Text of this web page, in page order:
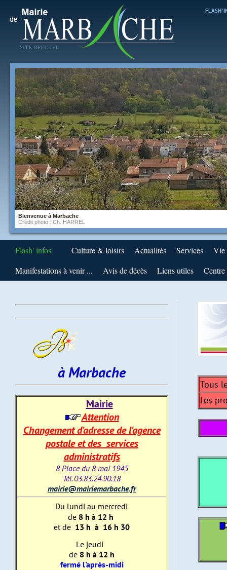
FLASH'
Bienvenue à Marbache
Crédit photo : Ch. HARREL
Flash' infos Culture & loisirs Actualités Services
Vie
Manifestations à venir ...
Avis de décès Liens utiles
à Marbache
Mairie
Attention
Changement d'adresse de l'agence
postale et des services
administratifs
8 Place du 8 mai 1945
Tél. 03.83.24.90.18
mairie@mairiemarbache.fr
Du lundi au mercredi
de 8 h à 12 h
et de 13 h à 16 h 30
Le jeudi
de 8 h à 12 h
fermé l'après-midi
Tous
Les